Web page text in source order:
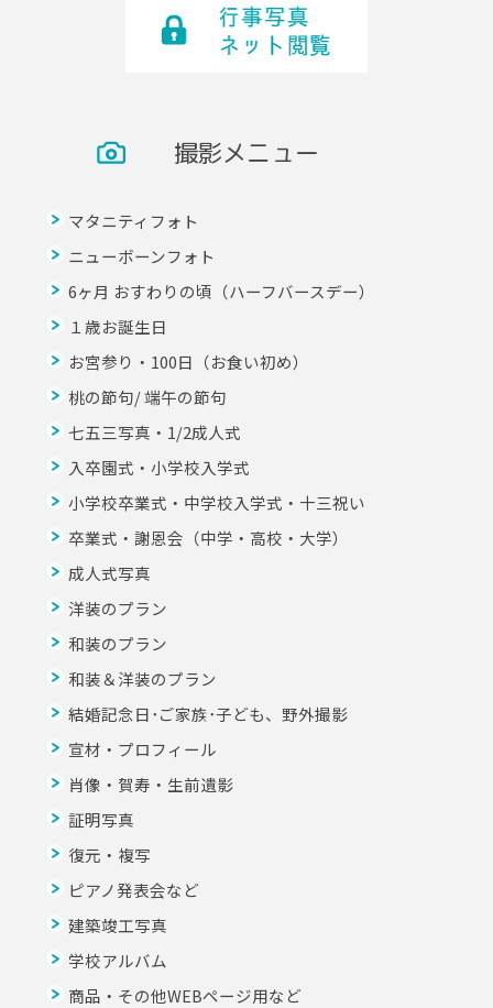
撮影メニュー
マタニティフォト
ニューボーンフォト
6ヶ月 おすわりの頃（ハーフバースデー）
１歳お誕生日
お宮参り・100日（お食い初め）
桃の節句/ 端午の節句
七五三写真・1/2成人式
入卒園式・小学校入学式
小学校卒業式・中学校入学式・十三祝い
卒業式・謝恩会（中学・高校・大学）
成人式写真
洋装のプラン
和装のプラン
和装＆洋装のプラン
結婚記念日･ご家族･子ども、野外撮影
宣材・プロフィール
肖像・賀寿・生前遺影
証明写真
復元・複写
ピアノ発表会など
建築竣工写真
学校アルバム
商品・その他WEBページ用など